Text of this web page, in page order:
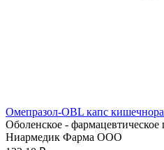
Омепразол-OBL капс
Оболенское -
Ниармедик Фарма ООО